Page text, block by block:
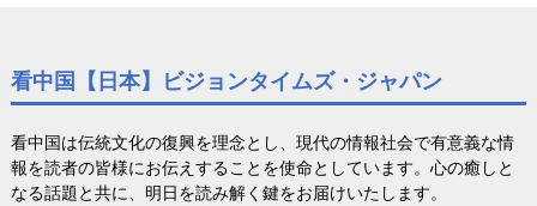
看中国【日本】ビジョンタイムズ・ジャパン
看中国は伝統文化の復興を理念とし、現代の情報社会で有意義な情
報を読者の皆様にお伝えすることを使命としています。心の癒しと
なる話題と共に、明日を読み解く鍵をお届けいたします。